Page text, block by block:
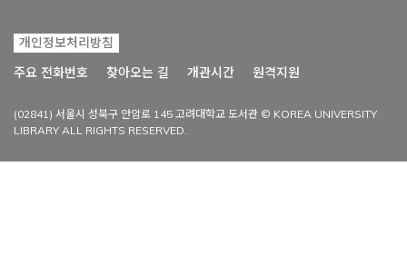
개인정보처리방침
주요 전화번호
찾아오는 길 개관시간 원격지원
(02841) 서울시 성북구 안암로 145 고려대학교 도서관 © KOREA UNIVERSITY
LIBRARY ALL RIGHTS RESERVED.